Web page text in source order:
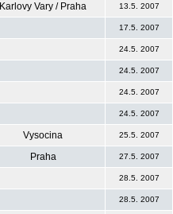
Karlovy Vary / Praha 13.5. 2007
17.5. 2007
24.5. 2007
24.5. 2007
24.5. 2007
24.5. 2007
Vysocina 25.5. 2007
Praha 27.5. 2007
28.5. 2007
28.5. 2007